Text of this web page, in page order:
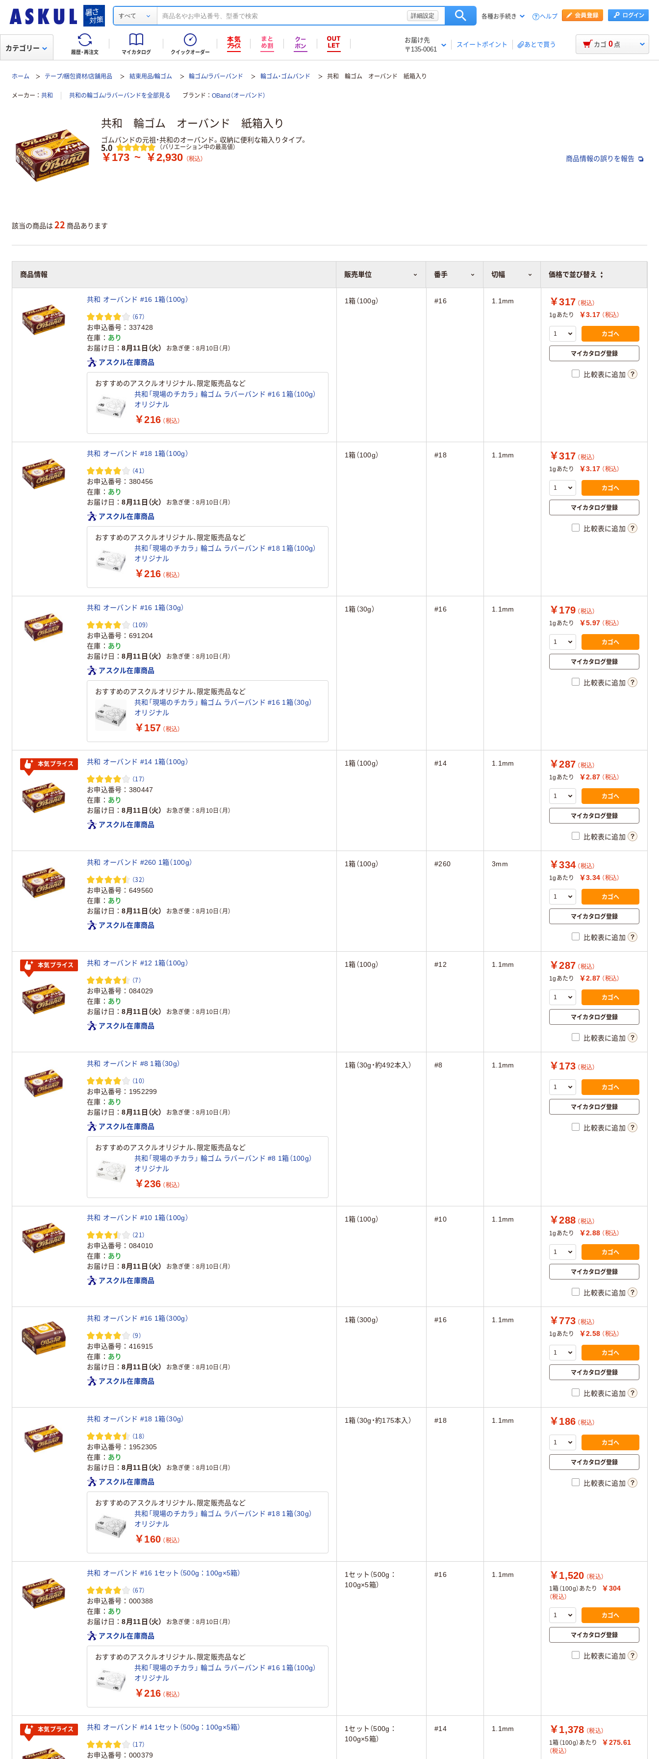
すべて 詳細設定 各種お手続き ヘルプ
履歴・再注文 マイカタログ クイックオーダー
お届け先
〒135-0061
スイートポイント あとで買う
カテゴリー カゴ 0 点
ホーム テープ/梱包資材/店舗用品 結束用品/輪ゴム 輪ゴム/ラバーバンド 輪ゴム・ゴムバンド 共和 輪ゴム オーバンド 紙箱入り
メーカー 共和 共和の輪ゴム/ラバーバンドを全部見る ブランド OBand（オーバンド）
共和 輪ゴム オーバンド 紙箱入り
ゴムバンドの元祖・共和のオーバンド。収納に便利な箱入りタイプ。
レビュー
5.0 （バリエーション中の最高値）
￥173 ~ ￥2,930 （税込） 商品情報の誤りを報告
該当の商品は 22 商品あります
商品情報 販売単位 番手 切幅 価格で並び替え
商品情報 販売単位 番手 切幅 価格で並び替え
共和 オーバンド #16 1箱（100g）
（67）
お申込番号
337428
在庫
あり
お届け日
8月11日（火） お急ぎ便 8月10日（月）
アスクル在庫商品
おすすめのアスクルオリジナル、限定販売品など
共和「現場のチカラ」 輪ゴム ラバーバンド #16 1箱（100g）
オリジナル
￥216 （税込）
1箱（100g） #16 1.1mm ￥317 （税込）
1gあたり
￥3.17 （税込）
カゴへ
マイカタログ登録
比較表に追加
共和 オーバンド #18 1箱（100g）
（41）
お申込番号
380456
在庫
あり
お届け日
8月11日（火） お急ぎ便 8月10日（月）
アスクル在庫商品
おすすめのアスクルオリジナル、限定販売品など
共和「現場のチカラ」 輪ゴム ラバーバンド #18 1箱（100g）
オリジナル
￥216 （税込）
1箱（100g） #18 1.1mm ￥317 （税込）
1gあたり
￥3.17 （税込）
カゴへ
マイカタログ登録
比較表に追加
共和 オーバンド #16 1箱（30g）
（109）
お申込番号
691204
在庫
あり
お届け日
8月11日（火） お急ぎ便 8月10日（月）
アスクル在庫商品
おすすめのアスクルオリジナル、限定販売品など
共和「現場のチカラ」 輪ゴム ラバーバンド #16 1箱（30g）
オリジナル
￥157 （税込）
1箱（30g） #16 1.1mm ￥179 （税込）
1gあたり
￥5.97 （税込）
カゴへ
マイカタログ登録
比較表に追加
本気プライス 共和 オーバンド #14 1箱（100g）
（17）
お申込番号
380447
在庫
あり
お届け日
8月11日（火） お急ぎ便 8月10日（月）
アスクル在庫商品
1箱（100g） #14 1.1mm ￥287 （税込）
1gあたり
￥2.87 （税込）
カゴへ
マイカタログ登録
比較表に追加
共和 オーバンド #260 1箱（100g）
（32）
お申込番号
649560
在庫
あり
お届け日
8月11日（火） お急ぎ便 8月10日（月）
アスクル在庫商品
1箱（100g） #260 3mm ￥334 （税込）
1gあたり
￥3.34 （税込）
カゴへ
マイカタログ登録
比較表に追加
本気プライス 共和 オーバンド #12 1箱（100g）
（7）
お申込番号
084029
在庫
あり
お届け日
8月11日（火） お急ぎ便 8月10日（月）
アスクル在庫商品
1箱（100g） #12 1.1mm ￥287 （税込）
1gあたり
￥2.87 （税込）
カゴへ
マイカタログ登録
比較表に追加
共和 オーバンド #8 1箱（30g）
（10）
お申込番号
1952299
在庫
あり
お届け日
8月11日（火） お急ぎ便 8月10日（月）
アスクル在庫商品
おすすめのアスクルオリジナル、限定販売品など
共和「現場のチカラ」 輪ゴム ラバーバンド #8 1箱（100g）
オリジナル
￥236 （税込）
1箱（30g・約492本入） #8 1.1mm ￥173 （税込）
カゴへ
マイカタログ登録
比較表に追加
共和 オーバンド #10 1箱（100g）
（21）
お申込番号
084010
在庫
あり
お届け日
8月11日（火） お急ぎ便 8月10日（月）
アスクル在庫商品
1箱（100g） #10 1.1mm ￥288 （税込）
1gあたり
￥2.88 （税込）
カゴへ
マイカタログ登録
比較表に追加
共和 オーバンド #16 1箱（300g）
（9）
お申込番号
416915
在庫
あり
お届け日
8月11日（火） お急ぎ便 8月10日（月）
アスクル在庫商品
1箱（300g） #16 1.1mm ￥773 （税込）
1gあたり
￥2.58 （税込）
カゴへ
マイカタログ登録
比較表に追加
共和 オーバンド #18 1箱（30g）
（18）
お申込番号
1952305
在庫
あり
お届け日
8月11日（火） お急ぎ便 8月10日（月）
アスクル在庫商品
おすすめのアスクルオリジナル、限定販売品など
共和「現場のチカラ」 輪ゴム ラバーバンド #18 1箱（30g）
オリジナル
￥160 （税込）
1箱（30g・約175本入） #18 1.1mm ￥186 （税込）
カゴへ
マイカタログ登録
比較表に追加
共和 オーバンド #16 1セット（500g：100g×5箱）
（67）
お申込番号
000388
在庫
あり
お届け日
8月11日（火） お急ぎ便 8月10日（月）
アスクル在庫商品
おすすめのアスクルオリジナル、限定販売品など
共和「現場のチカラ」 輪ゴム ラバーバンド #16 1箱（100g）
オリジナル
￥216 （税込）
1セット（500g：
100g×5箱）
#16 1.1mm ￥1,520 （税込）
1箱（100g）あたり
￥304
（税込）
カゴへ
マイカタログ登録
比較表に追加
本気プライス 共和 オーバンド #14 1セット（500g：100g×5箱）
（17）
お申込番号 000379
1セット（500g：
100g×5箱）
#14 1.1mm ￥1,378 （税込）
1箱（100g）あたり
￥275.61
（税込）